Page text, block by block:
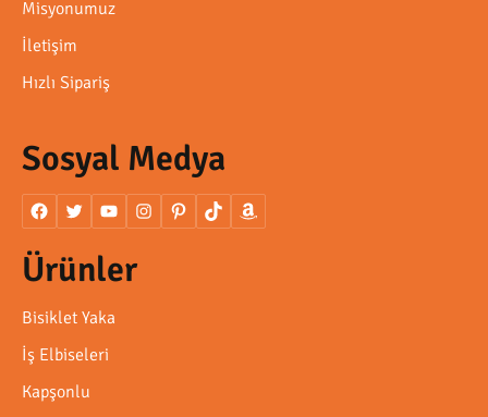
Misyonumuz
İletişim
Hızlı Sipariş
Sosyal Medya
Ürünler
Bisiklet Yaka
İş Elbiseleri
Kapşonlu